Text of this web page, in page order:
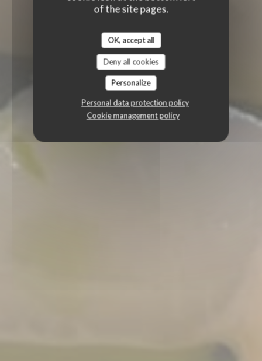
of the site pages.
OK, accept all
Deny all cookies
Personalize
Personal data protection policy
Cookie management policy